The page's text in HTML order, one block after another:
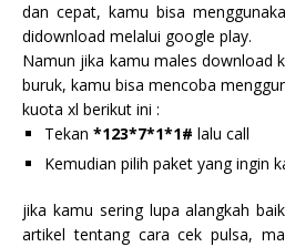
dan cepat, kamu bisa
didownload melalui google play.
Namun jika kamu males download
buruk, kamu bisa mencoba
kuota xl berikut ini :
Tekan *123*7*1*1# lalu call
Kemudian pilih paket yang ingin
jika kamu sering lupa alangkah
artikel tentang cara cek pulsa,